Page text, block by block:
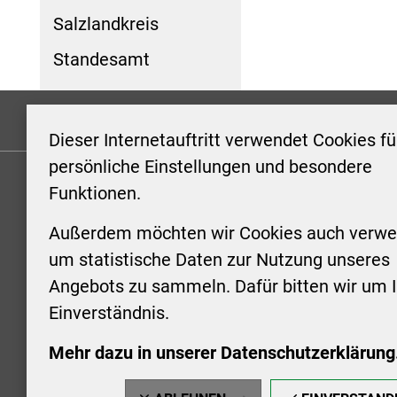
Dieser Internetauftritt verwendet Cookies
persönliche Einstellungen und besondere
Funktionen.
Außerdem möchten wir Cookies auch
um statistische Daten zur Nutzung unseres
Angebots zu sammeln. Dafür bitten wir um
Einverständnis.
Mehr dazu in unserer
Salzlandkreis
Standesamt
KONTAKT
Stadt Aschersleben
Markt 1
06449 Aschersleben
+49 3473 958-0
stadt@aschersleben.de
https://www.aschersleben.de/
Montag:
Uhr
Uhr
vorheriger